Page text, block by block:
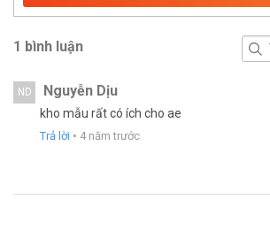
1 bình luận
ND Nguyễn Dịu
kho mẫu rất có ích cho ae
Trả lời • 4 năm trước